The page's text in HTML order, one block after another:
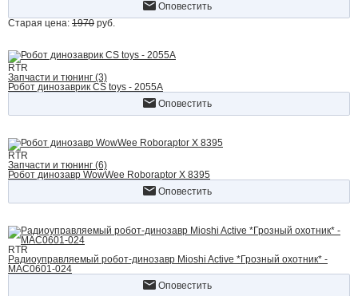
Оповестить
Старая цена: 1970 руб.
RTR
Запчасти и тюнинг (3)
Робот динозаврик CS toys - 2055A
Оповестить
RTR
Запчасти и тюнинг (6)
Робот динозавр WowWee Roboraptor X 8395
Оповестить
RTR
Радиоуправляемый робот-динозавр Mioshi Active *Грозный охотник* -
MAC0601-024
Оповестить